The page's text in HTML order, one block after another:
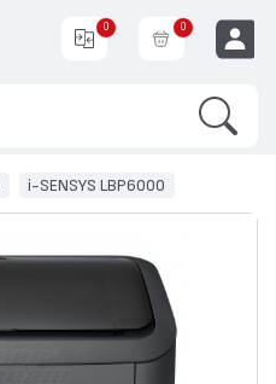
0 0
i-SENSYS LBP6000